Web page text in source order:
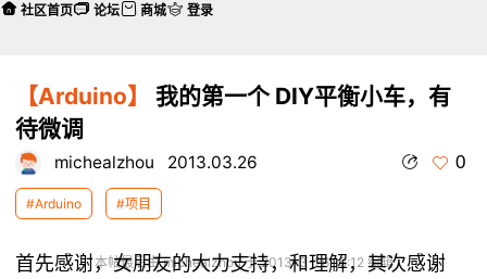
【Arduino】
我的第一个 DIY平衡小车，有
待微调
michealzhou 2013.03.26 0
#Arduino #项目
本帖最后由 michealzhou 于 2013-3-26 15:12 编辑
首先感谢，女朋友的大力支持，和理解，其次感谢
社区首页 论坛 商城 登录